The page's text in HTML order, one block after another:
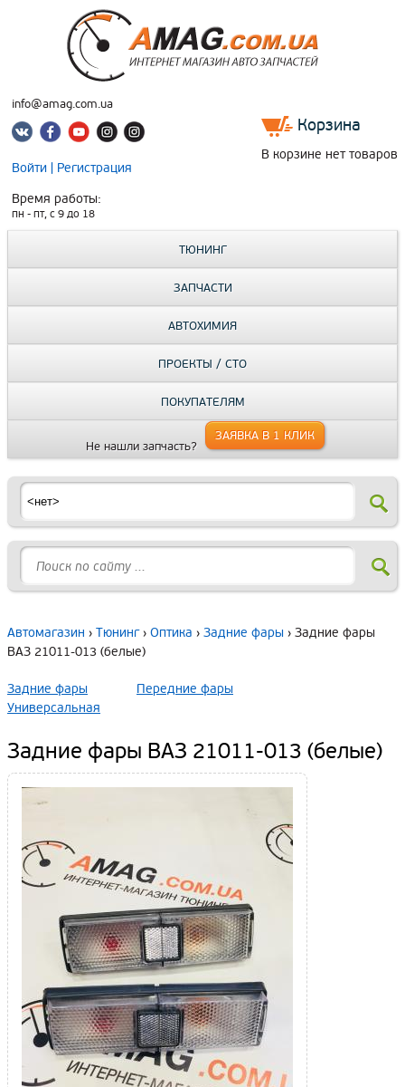
info@amag.com.ua
Войти | Регистрация
Время работы:
пн - пт, c 9 до 18
Корзина
В корзине нет товаров
ТЮНИНГ
ЗАПЧАСТИ
АВТОХИМИЯ
ПРОЕКТЫ / СТО
ПОКУПАТЕЛЯМ
Не нашли запчасть?
ЗАЯВКА В 1 КЛИК
Автомагазин › Тюнинг› Оптика › Задние фары › Задние фары
ВАЗ 21011-013 (белые)
Задние фары
Передние фары
Универсальная
Задние фары ВАЗ 21011-013 (белые)